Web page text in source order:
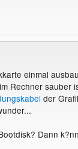
einmal
Rechner sauber
der
Dann